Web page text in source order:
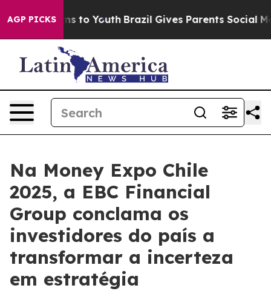
AGP PICKS
Harms to Youth Brazil Gives Parents Social Media
Na Money Expo Chile
2025, a EBC Financial
Group conclama os
investidores do país a
transformar a incerteza
em estratégia